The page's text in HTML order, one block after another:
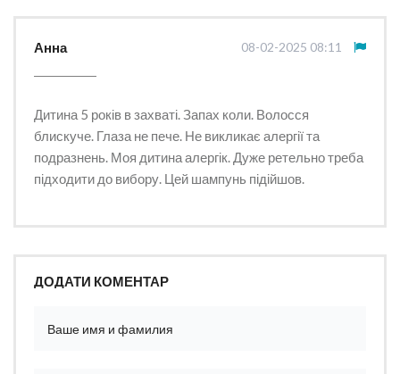
Анна 08-02-2025 08:11
Дитина 5 років в захваті. Запах коли. Волосся
блискуче. Глаза не пече. Не викликає алергії та
подразнень. Моя дитина алергік. Дуже ретельно треба
підходити до вибору. Цей шампунь підійшов.
ДОДАТИ КОМЕНТАР